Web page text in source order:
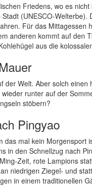
Friedens, wo es
(UNESCO-
Für das
anderen kommt auf den
aus die
der Welt. Aber solch
runter auf der
stöbern?
Pingyao
das mal kein
in den Schnellzug nach
Zeit, rote Lampions
niedrigen Ziegel- und
in einem traditionellen